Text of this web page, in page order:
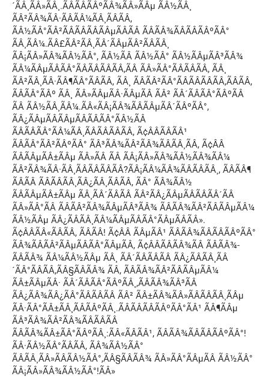
´ÃÂ¸ÃÂ»ÃÂ¸.ÃÂÃÂÃÂºÃÂ¾ÃÂ»ÃÂµ ÃÂ½ÃÂ¸
ÃÂ²ÃÂ¾ÃÂ·ÃÂÃÂ¼ÃÂ¸ÃÂÃÂ,
ÃÂ½ÃÂ°ÃÂ²ÃÂÃÂÃÂÃÂµÃÂÃÂ ÃÂÃÂ¾ÃÂÃÂÃÂºÃÂ°
ÃÂ¸ÃÂ¼.ÃÂ£ÃÂ²ÃÂ¸ÃÂ´ÃÂµÃÂ²ÃÂÃÂ¸
ÃÂ¡ÃÂ»ÃÂ¾ÃÂ½ÃÂ°, ÃÂ½ÃÂ ÃÂ½ÃÂ° ÃÂ½ÃÂµÃÂ³ÃÂ¾
ÃÂ¼ÃÂµÃÂÃÂ°ÃÂÃÂÃÂÃÂ,ÃÂ ÃÂ»ÃÂ°ÃÂÃÂÃÂ, ÃÂ¸
ÃÂ²ÃÂ¸ÃÂ·ÃÂ¶ÃÂ°ÃÂÃÂ, ÃÂ¸ ÃÂÃÂ²ÃÂ°ÃÂÃÂÃÂÃÂ,ÃÂÃÂ,
ÃÂÃÂ°ÃÂº ÃÂ¸ ÃÂ»ÃÂµÃÂ·ÃÂµÃÂ ÃÂ² ÃÂ´ÃÂÃÂ°ÃÂºÃÂ
ÃÂ ÃÂ½ÃÂ¸ÃÂ¼.ÃÂ«ÃÂ¡ÃÂ¾ÃÂÃÂµÃÂ´ÃÂºÃÂ°,
ÃÂ¿ÃÂµÃÂÃÂµÃÂÃÂÃÂ°ÃÂ½ÃÂ
ÃÂÃÂÃÂ°ÃÂ¼ÃÂ¸ÃÂÃÂÃÂÃÂ, Ã¢ÂÂÃÂÃÂ¹
ÃÂÃÂ°ÃÂ²ÃÂºÃÂ° ÃÂ³ÃÂ¾ÃÂ²ÃÂ¾ÃÂÃÂ¸ÃÂ, Ã¢ÂÂ
ÃÂÃÂµÃÂ±ÃÂµ ÃÂ»ÃÂ ÃÂ ÃÂ¡ÃÂ»ÃÂ¾ÃÂ½ÃÂ¾ÃÂ¼
ÃÂ²ÃÂ¾ÃÂ·ÃÂ¸ÃÂÃÂÃÂÃÂ?ÃÂ¡ÃÂ¼ÃÂ¾ÃÂÃÂÃÂ¸, ÃÂÃÂ¶
ÃÂÃÂ ÃÂÃÂÃÂ¸ÃÂ¿ÃÂ¸ÃÂÃÂ, ÃÂ° ÃÂ¾ÃÂ½
ÃÂÃÂµÃÂ±ÃÂµ ÃÂ¸ÃÂ´ÃÂÃÂ ÃÂ²ÃÂ¿ÃÂµÃÂÃÂÃÂ´ÃÂ
ÃÂ»ÃÂ°ÃÂ ÃÂÃÂ²ÃÂ¾ÃÂµÃÂ³ÃÂ¾ ÃÂÃÂ¾ÃÂ²ÃÂÃÂµÃÂ¼
ÃÂ½ÃÂµ ÃÂ¿ÃÂÃÂ¸ÃÂ¼ÃÂµÃÂÃÂ°ÃÂµÃÂÃÂ».
Ã¢ÂÂÃÂ«ÃÂ­ÃÂ, ÃÂÃÂ! Ã¢ÂÂ ÃÂµÃÂ¹ ÃÂÃÂ¾ÃÂÃÂÃÂºÃÂ°
ÃÂ¾ÃÂÃÂ²ÃÂµÃÂÃÂ°ÃÂµÃÂ, Ã¢ÂÂÃÂÃÂ¾ÃÂ ÃÂÃÂ¾-
ÃÂÃÂ¾ ÃÂ¼ÃÂ½ÃÂµ ÃÂ¸ ÃÂ´ÃÂÃÂÃÂ ÃÂ¿ÃÂÃÂ¸ÃÂ
´ÃÂ°ÃÂÃÂ,ÃÂ§ÃÂÃÂ¾ ÃÂ, ÃÂÃÂ¾ÃÂ²ÃÂÃÂµÃÂ¼
ÃÂ±ÃÂµÃÂ· ÃÂ´ÃÂÃÂ°ÃÂºÃÂ¸,ÃÂÃÂ¾ÃÂ³ÃÂ
ÃÂ¿ÃÂ¾ÃÂ¿ÃÂ°ÃÂÃÂÃÂ ÃÂ² ÃÂ±ÃÂ¾ÃÂ»ÃÂÃÂÃÂ¸ÃÂµ
ÃÂ·ÃÂ°ÃÂ±ÃÂ¸ÃÂÃÂºÃÂ¸.ÃÂÃÂÃÂÃÂºÃÂ°ÃÂ¹ ÃÂ¶ÃÂµ
ÃÂ³ÃÂ¾ÃÂ²ÃÂ¾ÃÂÃÂÃÂ
ÃÂÃÂ¾ÃÂ±ÃÂ°ÃÂºÃÂ¸:ÃÂ«ÃÂÃÂ¹, ÃÂÃÂ¾ÃÂÃÂÃÂºÃÂ°!
ÃÂ·ÃÂ½ÃÂ°ÃÂÃÂ, ÃÂ¾ÃÂ½ÃÂ°
ÃÂÃÂ¸ÃÂ»ÃÂÃÂ½ÃÂ°,ÃÂ§ÃÂÃÂ¾ ÃÂ»ÃÂ°ÃÂµÃÂ ÃÂ½ÃÂ°
ÃÂ¡ÃÂ»ÃÂ¾ÃÂ½ÃÂ°!ÃÂ»